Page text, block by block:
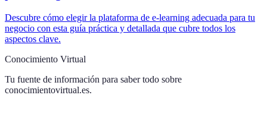
Descubre cómo elegir la plataforma de e-learning adecuada para tu
negocio con esta guía práctica y detallada que cubre todos los
aspectos clave.
Conocimiento Virtual
Tu fuente de información para saber todo sobre
conocimientovirtual.es.